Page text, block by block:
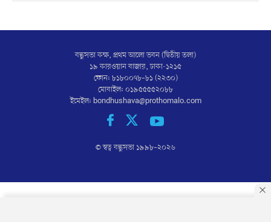
বন্ধুসভা কক্ষ, প্রথম আলো ভবন (দ্বিতীয় তলা)
১৯ কারওয়ান বাজার, ঢাকা-১২১৫
ফোন: ৮১৮০০৭৮–৮১ (২২৩০)
মোবাইল: ০১৯৫৫৫৫২০৮৮
ইমেইল: bondhushava@prothomalo.com
© স্বত্ব বন্ধুসভা ১৯৯৮–২০২৬